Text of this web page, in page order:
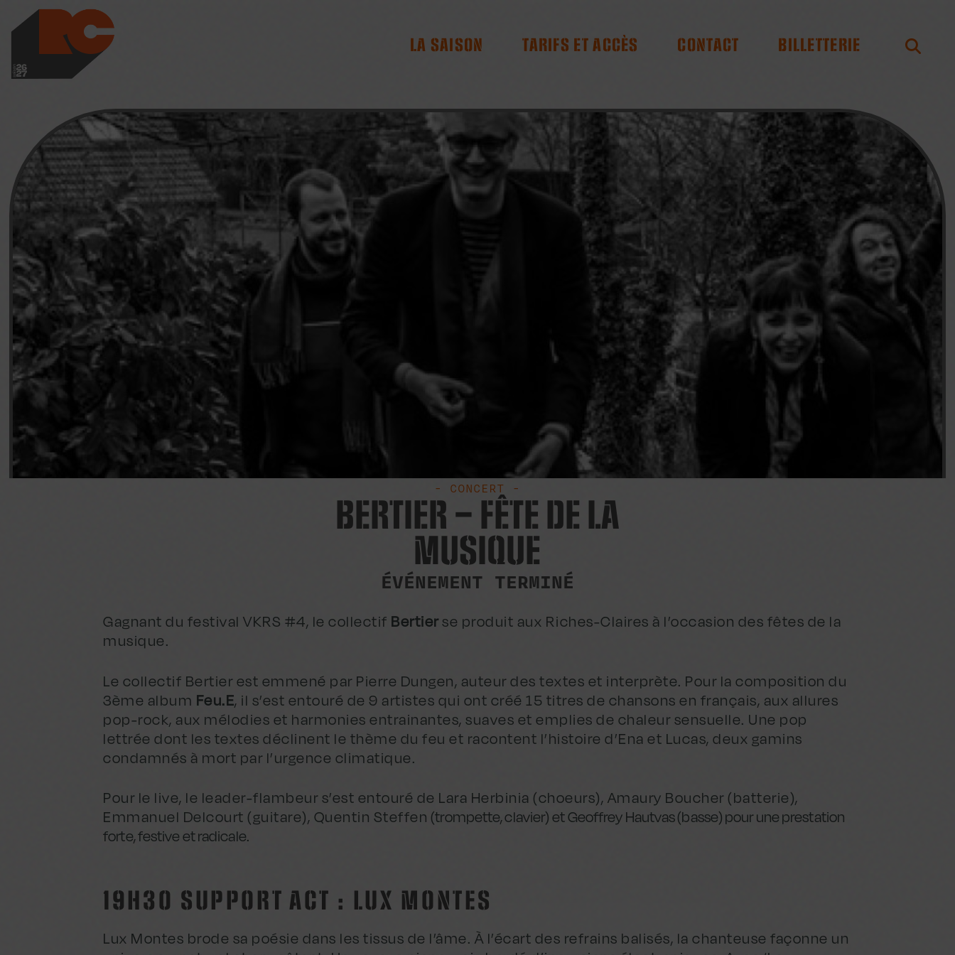
LES RICHES-CLAIRES LA SAISON TARIFS ET ACCÈS CONTACT BILLETTERIE
- CONCERT -
BERTIER – FÊTE DE LA
MUSIQUE
ÉVÉNEMENT TERMINÉ
Gagnant du festival VKRS #4, le collectif Bertierse produit aux Riches-Claires à l’occasion des fêtes de la
musique.
Le collectif Bertier est emmené par Pierre Dungen, auteur des textes et interprète. Pour la composition du
3ème album Feu.E, il s’est entouré de 9 artistes qui ont créé 15 titres de chansons en français, aux allures
pop-rock, aux mélodies et harmonies entrainantes, suaves et emplies de chaleur sensuelle. Une pop
lettrée dont les textes déclinent le thème du feu et racontent l’histoire d’Ena et Lucas, deux gamins
condamnés à mort par l’urgence climatique.
Pour le live, le leader-flambeur s’est entouré de Lara Herbinia (choeurs), Amaury Boucher (batterie),
Emmanuel Delcourt (guitare), Quentin Steffen (trompette, clavier) et Geoffrey Hautvas (basse) pour une prestation
forte, festive et radicale.
19H30 SUPPORT ACT : LUX MONTES
Lux Montes brode sa poésie dans les tissus de l’âme. À l’écart des refrains balisés, la chanteuse façonne un